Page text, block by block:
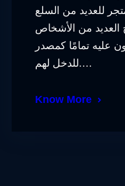
للعديد من السلع
العديد من الأشخاص
عليه تمامًا كمصدر
للدخل لهم.…
Know More